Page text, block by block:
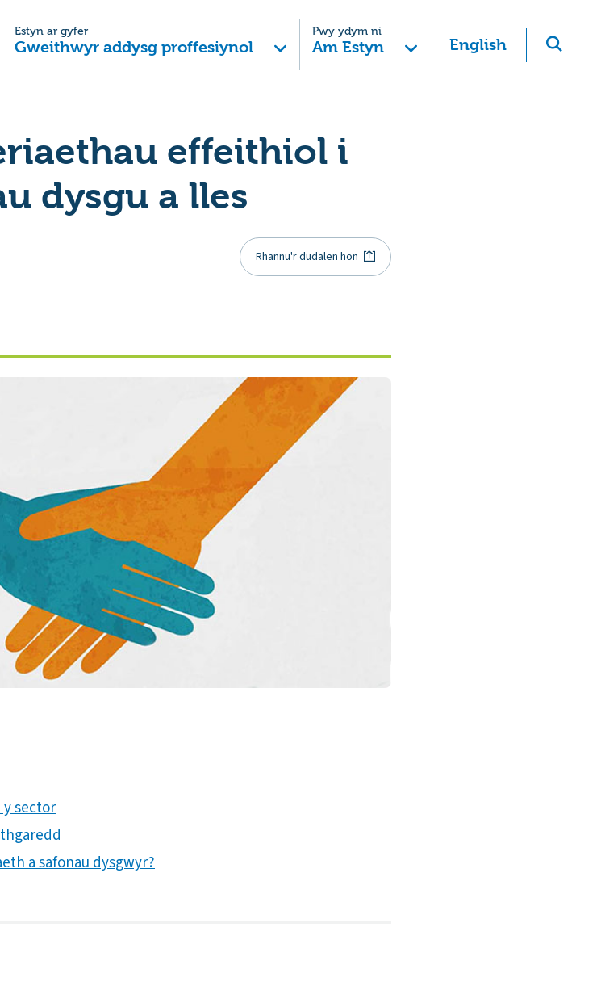
Estyn ar gyfer
Gweithwyr addysg proffesiynol
Pwy ydym ni
Am Estyn English
effeithiol i
dysgu a lles
Rhannu'r dudalen hon
y sector
a safonau dysgwyr?